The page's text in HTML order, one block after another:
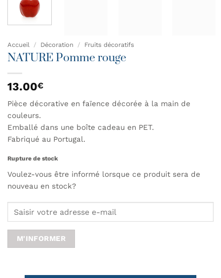
Accueil / Décoration / Fruits décoratifs
NATURE Pomme rouge
13.00€
Pièce décorative en faïence décorée à la main de
couleurs.
Emballé dans une boîte cadeau en PET.
Fabriqué au Portugal.
Rupture de stock
Voulez-vous être informé lorsque ce produit sera de
nouveau en stock?
M'INFORMER